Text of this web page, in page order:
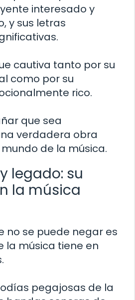
interesado y
y sus letras
cautiva tanto por su
como por su
rico.
que sea
verdadera obra
de la música.
legado: su
la música
no se puede negar es
la música tiene en
pegajosas de la